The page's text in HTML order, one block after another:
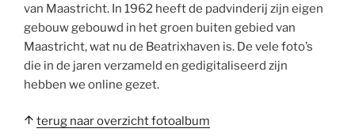
van Maastricht. In 1962 heeft de padvinderij zijn eigen
gebouw gebouwd in het groen buiten gebied van
Maastricht, wat nu de Beatrixhaven is. De vele foto’s
die in de jaren verzameld en gedigitaliseerd zijn
hebben we online gezet.
terug naar overzicht fotoalbum